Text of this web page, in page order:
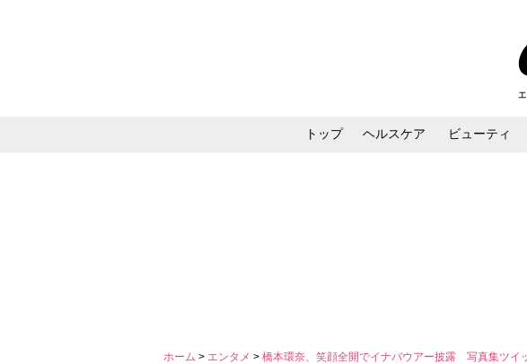
トップ ヘルスケア ビューティ
ホーム > エンタメ > 橋本環奈、笑顔全開でイナバウアー披露 写真集ツイ